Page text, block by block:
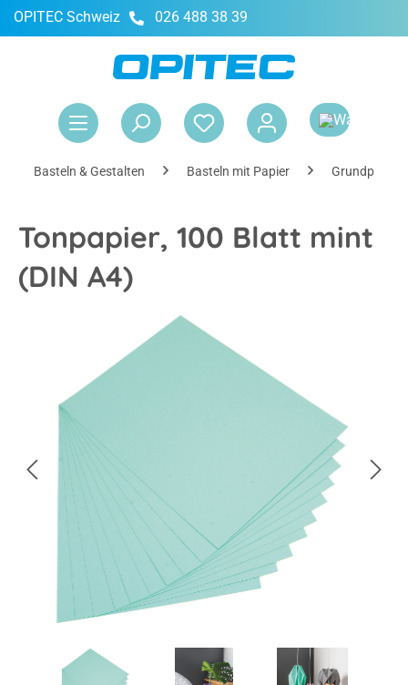
springen
OPITEC Schweiz 026 488 38 39
Basteln & Gestalten Basteln mit Papier Grundpapier
Tonpapier, 100 Blatt mint
(DIN A4)
Bildergalerie überspringen